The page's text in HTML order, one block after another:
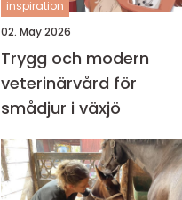
inspiration
02. May 2026
Trygg och modern
veterinärvård för
smådjur i växjö